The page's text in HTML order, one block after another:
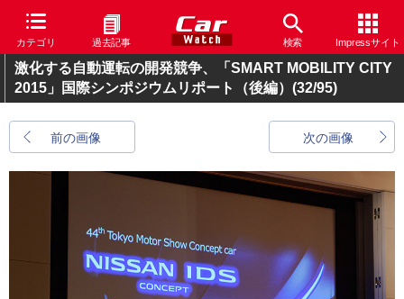
カテゴリ 過去記事 検索 Impressサイト
激化する自動運転の開発競争、「SMART MOBILITY CITY
2015」国際シンポジウムリポート（後編） (32/95)
前の画像 次の画像